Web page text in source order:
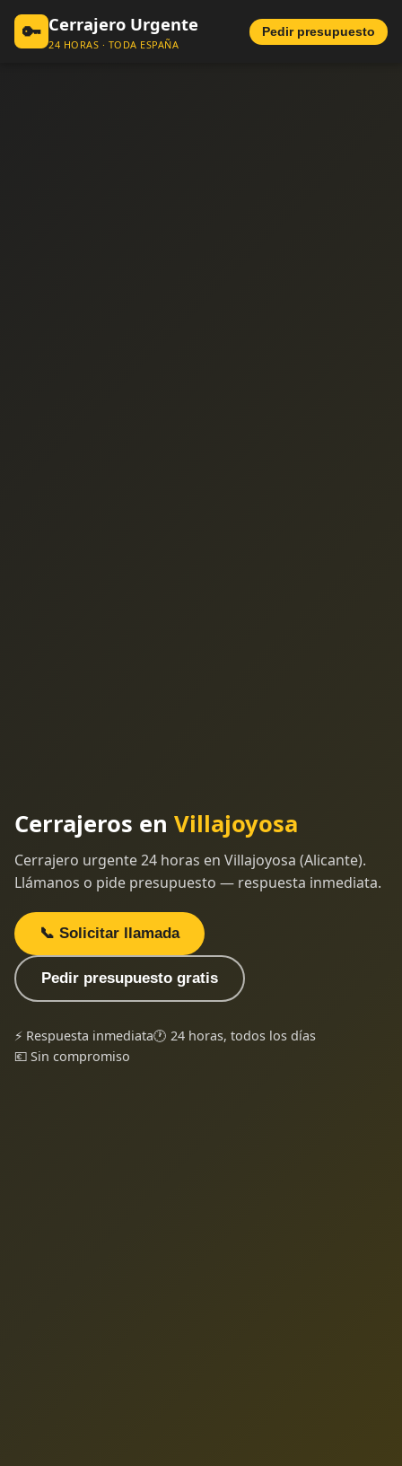
🔑 Cerrajero Urgente
24 HORAS · TODA ESPAÑA
Pedir presupuesto
Cerrajeros en Villajoyosa
Cerrajero urgente 24 horas en Villajoyosa (Alicante).
Llámanos o pide presupuesto — respuesta inmediata.
📞 Solicitar llamada
Pedir presupuesto gratis
⚡ Respuesta inmediata🕐 24 horas, todos los días
💶 Sin compromiso